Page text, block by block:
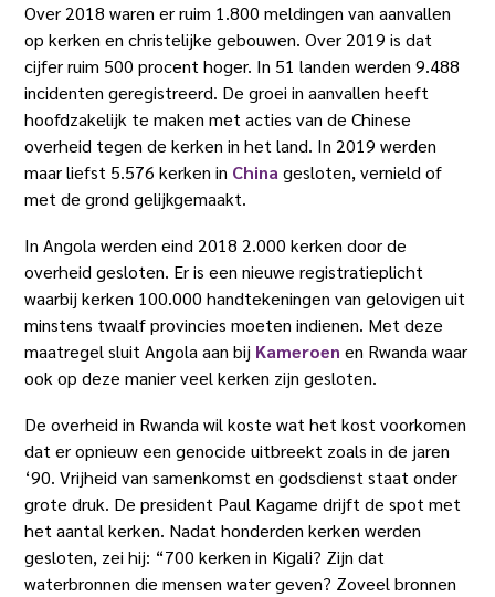
Over 2018 waren er ruim 1.800 meldingen van aanvallen
op kerken en christelijke gebouwen. Over 2019 is dat
cijfer ruim 500 procent hoger. In 51 landen werden 9.488
incidenten geregistreerd. De groei in aanvallen heeft
hoofdzakelijk te maken met acties van de Chinese
overheid tegen de kerken in het land. In 2019 werden
maar liefst 5.576 kerken in China gesloten, vernield of
met de grond gelijkgemaakt.
In Angola werden eind 2018 2.000 kerken door de
overheid gesloten. Er is een nieuwe registratieplicht
waarbij kerken 100.000 handtekeningen van gelovigen uit
minstens twaalf provincies moeten indienen. Met deze
maatregel sluit Angola aan bij Kameroen en Rwanda waar
ook op deze manier veel kerken zijn gesloten.
De overheid in Rwanda wil koste wat het kost voorkomen
dat er opnieuw een genocide uitbreekt zoals in de jaren
‘90. Vrijheid van samenkomst en godsdienst staat onder
grote druk. De president Paul Kagame drijft de spot met
het aantal kerken. Nadat honderden kerken werden
gesloten, zei hij: “700 kerken in Kigali? Zijn dat
waterbronnen die mensen water geven? Zoveel bronnen